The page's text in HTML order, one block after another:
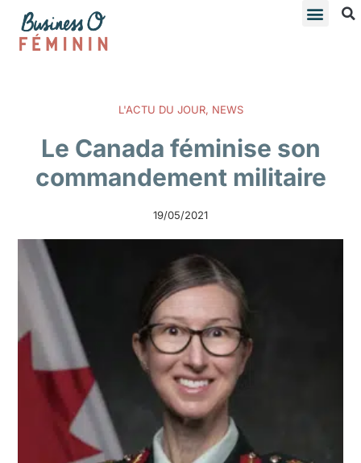
L'ACTU DU JOUR, NEWS
Le Canada féminise son
commandement militaire
19/05/2021